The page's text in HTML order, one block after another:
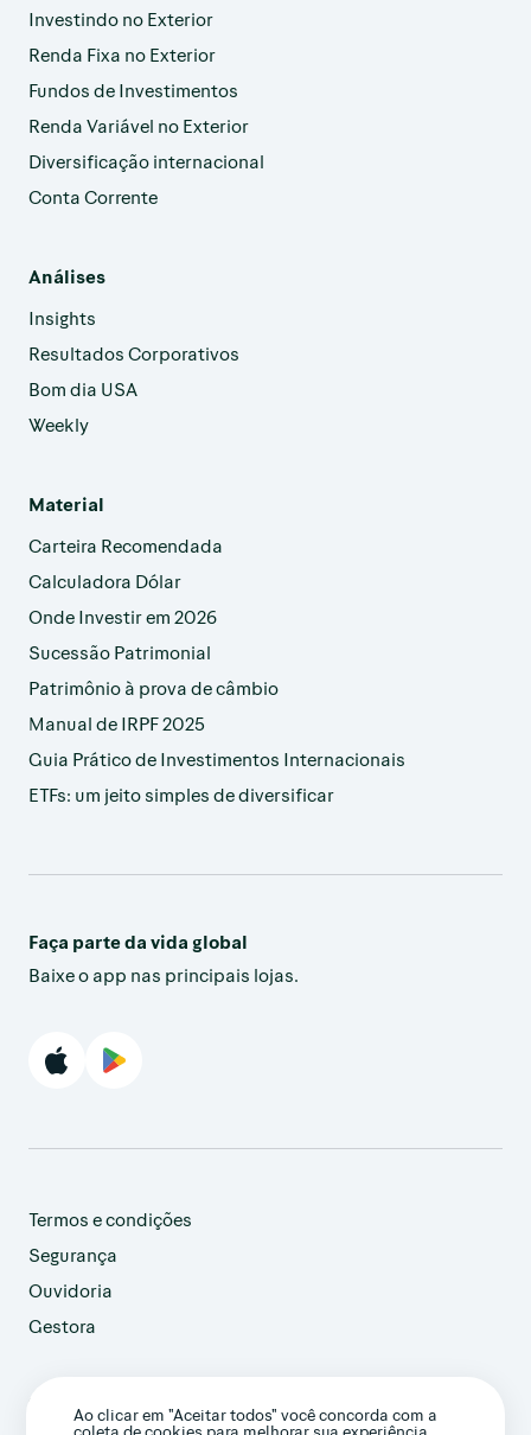
Ao clicar em "Aceitar todos" você concorda com a
coleta de cookies para melhorar sua experiência.
Investindo no Exterior
Renda Fixa no Exterior
Fundos de Investimentos
Renda Variável no Exterior
Diversificação internacional
Conta Corrente
Análises
Insights
Resultados Corporativos
Bom dia USA
Weekly
Material
Carteira Recomendada
Calculadora Dólar
Onde Investir em 2026
Sucessão Patrimonial
Patrimônio à prova de câmbio
Manual de IRPF 2025
Guia Prático de Investimentos Internacionais
ETFs: um jeito simples de diversificar
Faça parte da vida global
Baixe o app nas principais lojas.
Termos e condições
Segurança
Ouvidoria
Gestora
customer@avenue.us
+1 786-220-7233